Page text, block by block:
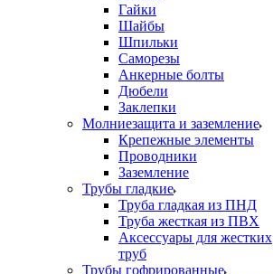
Гайки
Шайбы
Шпильки
Саморезы
Анкерные болты
Дюбели
Заклепки
Молниезащита и заземление
Крепежные элементы
Проводники
Заземление
Трубы гладкие
Труба гладкая из ПНД
Труба жесткая из ПВХ
Аксессуары для жестких
труб
Трубы гофрированные